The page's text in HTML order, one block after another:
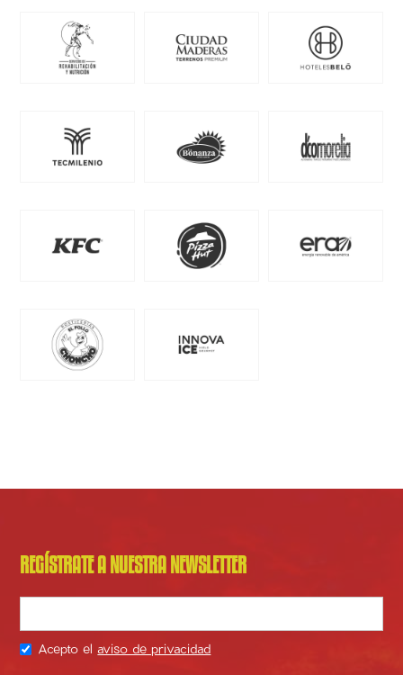
REGÍSTRATE A NUESTRA NEWSLETTER
Acepto el aviso de privacidad